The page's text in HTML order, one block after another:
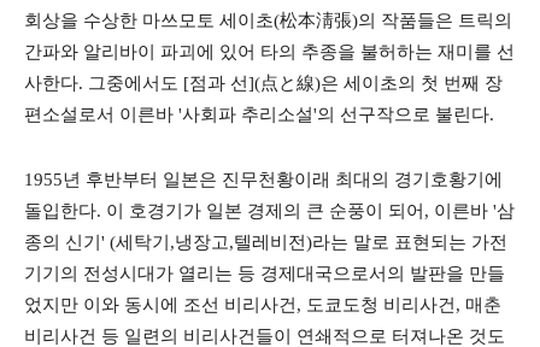
회상을 수상한 마쓰모토 세이초(松本淸張)의 작품들은 트릭의
간파와 알리바이 파괴에 있어 타의 추종을 불허하는 재미를 선
사한다. 그중에서도 [점과 선](点と線)은 세이초의 첫 번째 장
편소설로서 이른바 '사회파 추리소설'의 선구작으로 불린다.
1955년 후반부터 일본은 진무천황이래 최대의 경기호황기에
돌입한다. 이 호경기가 일본 경제의 큰 순풍이 되어, 이른바 '삼
종의 신기' (세탁기,냉장고,텔레비전)라는 말로 표현되는 가전
기기의 전성시대가 열리는 등 경제대국으로서의 발판을 만들
었지만 이와 동시에 조선 비리사건, 도쿄도청 비리사건, 매춘
비리사건 등 일련의 비리사건들이 연쇄적으로 터져나온 것도